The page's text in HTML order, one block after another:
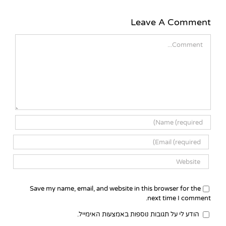
Leave A Comment
Save my name, email, and website in this browser for the
next time I comment.
הודע לי על תגובות נוספות באמצעות האימייל.